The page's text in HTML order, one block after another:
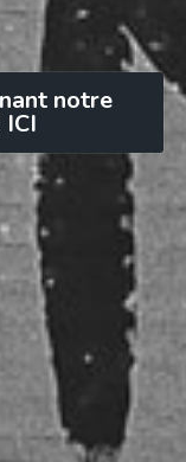
notre